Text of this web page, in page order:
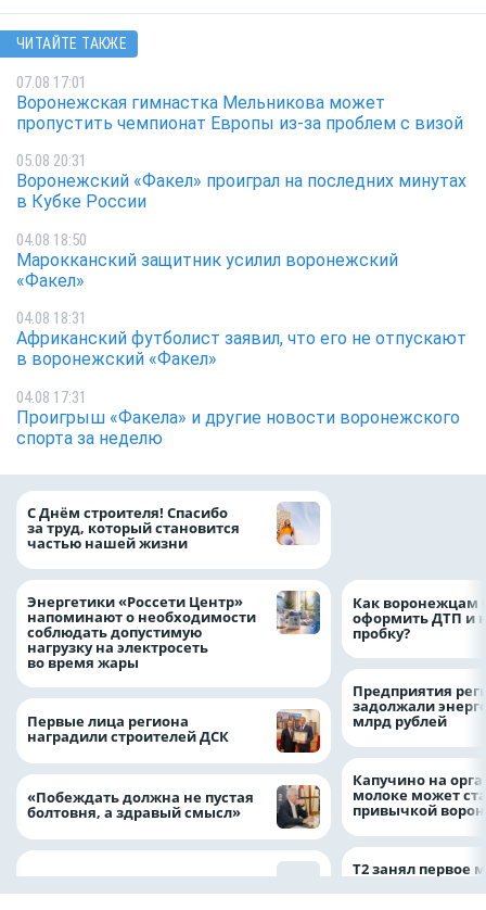
ЧИТАЙТЕ ТАКЖЕ
07.08 17:01
Воронежская гимнастка Мельникова может
пропустить чемпионат Европы из-за проблем с визой
05.08 20:31
Воронежский «Факел» проиграл на последних минутах
в Кубке России
04.08 18:50
Марокканский защитник усилил воронежский
«Факел»
04.08 18:31
Африканский футболист заявил, что его не отпускают
в воронежский «Факел»
04.08 17:31
Проигрыш «Факела» и другие новости воронежского
спорта за неделю
С Днём строителя! Спасибо
за труд, который становится
частью нашей жизни
Энергетики «Россети Центр»
напоминают о необходимости
соблюдать допустимую
нагрузку на электросеть
во время жары
Первые лица региона
наградили строителей ДСК
«Побеждать должна не пустая
болтовня, а здравый смысл»
Как воронежцам
оформить ДТП и
пробку?
Предприятия
задолжали
млрд рублей
Капучино на
молоке может
привычкой
Т2 занял первое